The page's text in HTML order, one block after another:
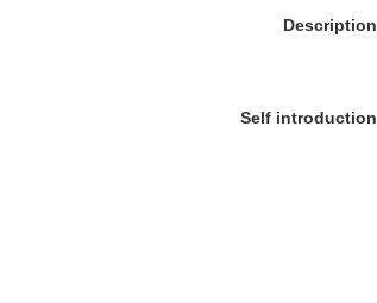
Description
Self introduction